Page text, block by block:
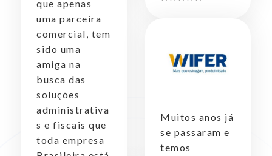
que apenas
uma parceira
comercial, tem
sido uma
amiga na
busca das
soluções
administrativa
s e fiscais que
toda empresa
Muitos anos já
se passaram e
temos